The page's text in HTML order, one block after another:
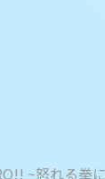
~怒れる拳